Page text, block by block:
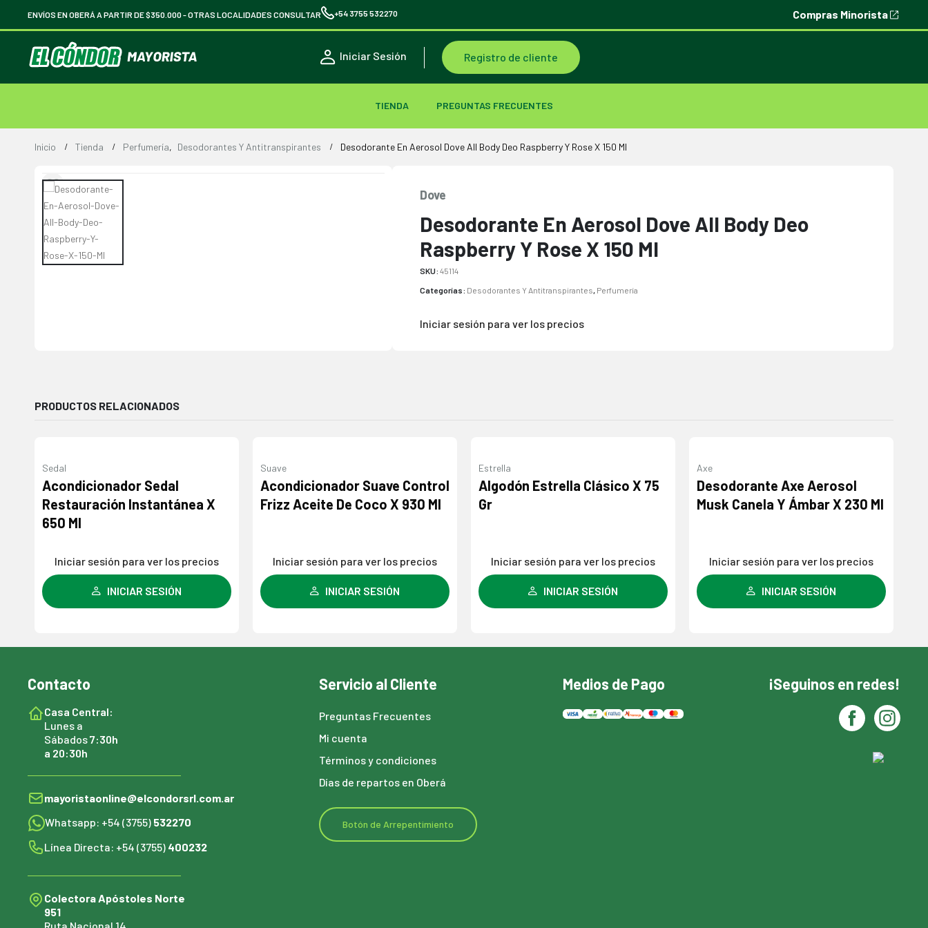
ENVÍOS EN OBERÁ A PARTIR DE $350.000 -OTRAS LOCALIDADES CONSULTAR +54 3755 532270 Compras Minorista
Iniciar Sesión Registro de cliente
TIENDA PREGUNTAS FRECUENTES
Inicio Tienda Perfumería, Desodorantes Y Antitranspirantes Desodorante En Aerosol Dove All Body Deo Raspberry Y Rose X 150 Ml
Dove
Desodorante En Aerosol Dove All Body Deo
Raspberry Y Rose X 150 Ml
SKU:45114
Categorías: Desodorantes Y Antitranspirantes, Perfumería
Iniciar sesión para ver los precios
PRODUCTOS RELACIONADOS
Agregar
Sedal
Acondicionador Sedal
Restauración Instantánea X
650 Ml
Iniciar sesión para ver los precios
INICIAR SESIÓN
Agregar
Suave
Acondicionador Suave Control
Frizz Aceite De Coco X 930 Ml
Iniciar sesión para ver los precios
INICIAR SESIÓN
Agregar
Estrella
Algodón Estrella Clásico X 75
Gr
Iniciar sesión para ver los precios
INICIAR SESIÓN
a la
Axe
Desodorante Axe Aerosol
Musk Canela Y Ámbar X 230 Ml
Iniciar sesión para ver los precios
INICIAR SESIÓN
Contacto
Casa Central:
Lunes a
Sábados7:30h
a 20:30h
mayoristaonline@elcondorsrl.com.ar
Whatsapp: +54 (3755) 532270
Línea Directa: +54 (3755) 400232
Colectora Apóstoles Norte
951
Ruta Nacional 14
Servicio al Cliente
Preguntas Frecuentes
Mi cuenta
Términos y condiciones
Días de repartos en Oberá
Botón de Arrepentimiento
Medios de Pago ¡Seguinos en redes!